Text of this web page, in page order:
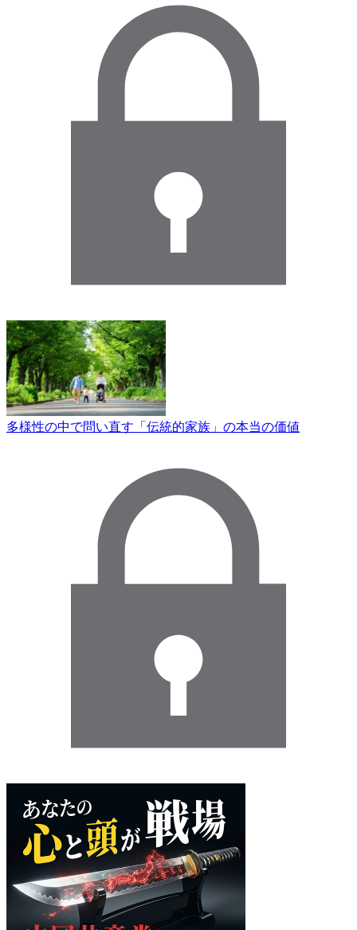
多様性の中で問い直す「伝統的家族」の本当の価値